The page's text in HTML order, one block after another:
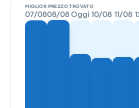
MIGLIOR PREZZO TROVATO
07/0808/08 Oggi 10/08 11/08